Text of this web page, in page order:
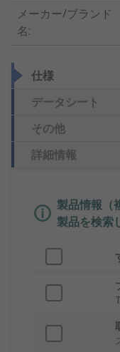
メーカー/ブランド
名:
仕様
データシート
その他
詳細情報
製品情報（
製品を検索